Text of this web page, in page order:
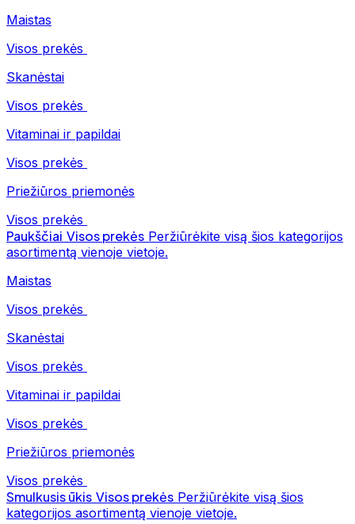
Maistas
Visos prekės
Skanėstai
Visos prekės
Vitaminai ir papildai
Visos prekės
Priežiūros priemonės
Visos prekės
Paukščiai Visos prekės Peržiūrėkite visą šios kategorijos
asortimentą vienoje vietoje.
Maistas
Visos prekės
Skanėstai
Visos prekės
Vitaminai ir papildai
Visos prekės
Priežiūros priemonės
Visos prekės
Smulkusis ūkis Visos prekės Peržiūrėkite visą šios
kategorijos asortimentą vienoje vietoje.